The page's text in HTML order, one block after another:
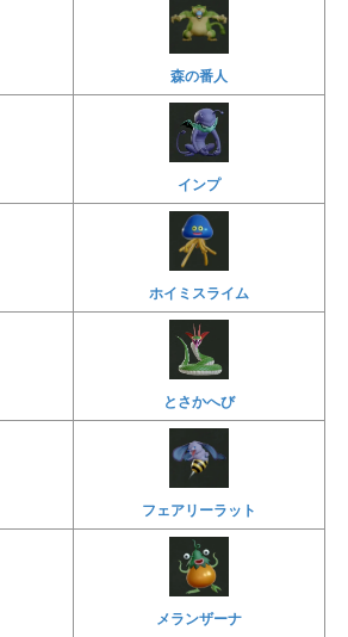
森の番人
インプ
ホイミスライム
とさかへび
フェアリーラット
メランザーナ